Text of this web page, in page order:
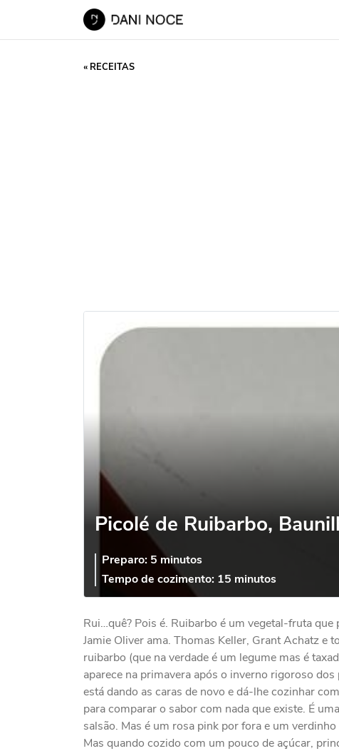
« RECEITAS
Picolé de Ruibarbo,
Preparo: 5 minutos
Tempo de cozimento: 15 minutos
Rui…quê? Pois é. Ruibarbo é um vegetal-fruta
Jamie Oliver ama. Thomas Keller, Grant Achatz e
ruibarbo (que na verdade é um legume mas é
aparece na primavera após o inverno rigoroso
está dando as caras de novo e dá-lhe cozinhar
para comparar o sabor com nada que existe. É
salsão. Mas é um rosa pink por fora e um
Mas quando cozido com um pouco de açúcar,